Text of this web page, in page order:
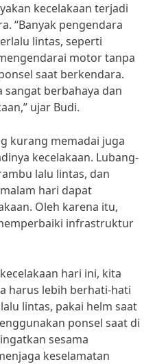
kecelakaan terjadi
“Banyak pengendara
lintas, seperti
motor tanpa
saat berkendara.
sangat berbahaya dan
ujar Budi.
kurang memadai juga
kecelakaan. Lubang-
lalu lintas, dan
hari dapat
Oleh karena itu,
infrastruktur
hari ini, kita
harus lebih berhati-hati
lintas, pakai helm saat
ponsel saat di
sesama
keselamatan